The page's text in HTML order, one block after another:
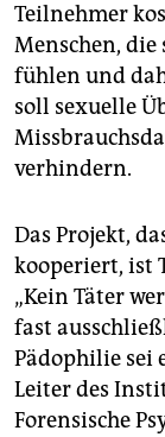
verlag
veranstaltungen
shop
fragen & hilfe
abo
genossenschaft
epaper login
Teilnehmer
Menschen,
fühlen und
soll sexuelle
verhindern.
Das Projekt,
kooperiert, ist
„Kein Täter
fast
Pädophilie sei
Leiter des
Forensische